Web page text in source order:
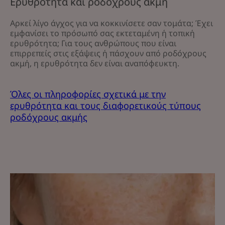
Αρκεί λίγο άγχος για να κοκκινίσετε σαν τομάτα; Έχει
εμφανίσει το πρόσωπό σας εκτεταμένη ή τοπική
ερυθρότητα; Για τους ανθρώπους που είναι
επιρρεπείς στις εξάψεις ή πάσχουν από ροδόχρους
ακμή, η ερυθρότητα δεν είναι αναπόφευκτη.
Όλες οι πληροφορίες σχετικά με την
ερυθρότητα και τους διαφορετικούς τύπους
ροδόχρους ακμής
που